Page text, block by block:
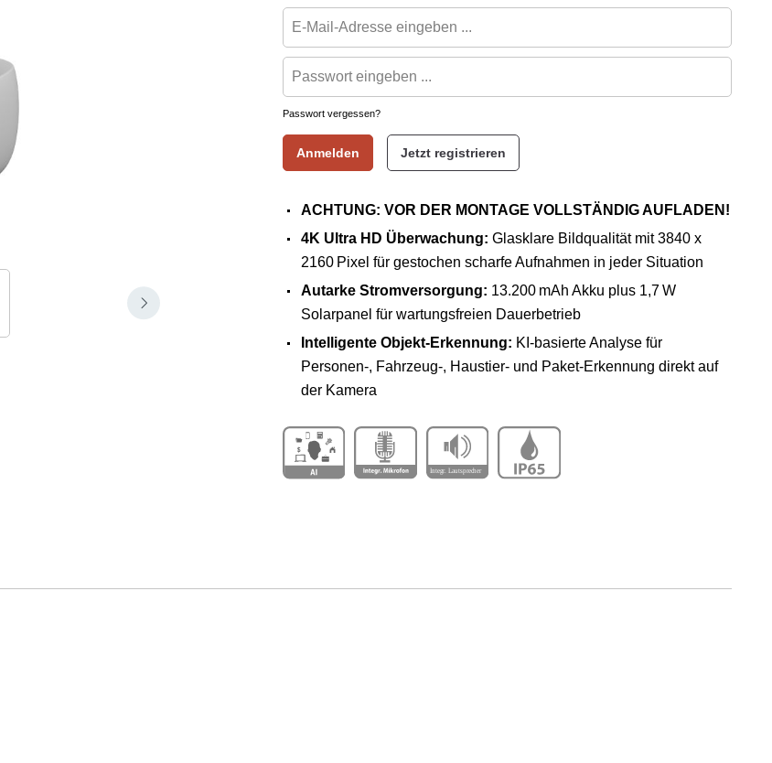
Passwort vergessen?
Anmelden Jetzt registrieren
ACHTUNG: VOR DER MONTAGE VOLLSTÄNDIG AUFLADEN!
4K Ultra HD Überwachung: Glasklare Bildqualität mit 3840 x
2160 Pixel für gestochen scharfe Aufnahmen in jeder Situation
Autarke Stromversorgung: 13.200 mAh Akku plus 1,7 W
Solarpanel für wartungsfreien Dauerbetrieb
Intelligente Objekt-Erkennung: KI-basierte Analyse für
Personen-, Fahrzeug-, Haustier- und Paket-Erkennung direkt auf
der Kamera